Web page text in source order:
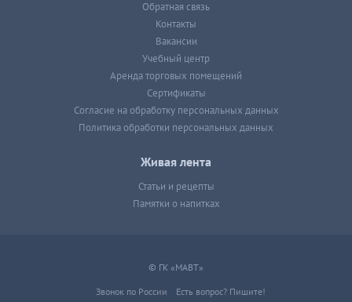
Обратная связь
Контакты
Вакансии
Учебный центр
Аренда торговых помещений
Сертификаты
Согласие на обработку персональных данных
Политика обработки персональных данных
Живая лента
Статьи и рецепты
Памятки о напитках
© ГК «МАВТ»
Звонок по России Есть вопрос? Пишите!